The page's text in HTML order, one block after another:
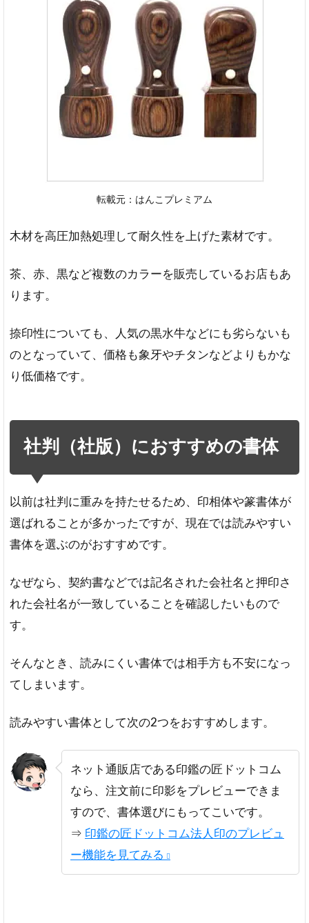
転載元：はんこプレミアム
木材を高圧加熱処理して耐久性を上げた素材です。
茶、赤、黒など複数のカラーを販売しているお店もあ
ります。
捺印性についても、人気の黒水牛などにも劣らないも
のとなっていて、価格も象牙やチタンなどよりもかな
り低価格です。
社判（社版）におすすめの書体
以前は社判に重みを持たせるため、印相体や篆書体が
選ばれることが多かったですが、現在では読みやすい
書体を選ぶのがおすすめです。
なぜなら、契約書などでは記名された会社名と押印さ
れた会社名が一致していることを確認したいもので
す。
そんなとき、読みにくい書体では相手方も不安になっ
てしまいます。
読みやすい書体として次の2つをおすすめします。
ネット通販店である印鑑の匠ドットコム
なら、注文前に印影をプレビューできま
すので、書体選びにもってこいです。
⇒ 印鑑の匠ドットコム法人印のプレビュ
ー機能を見てみる